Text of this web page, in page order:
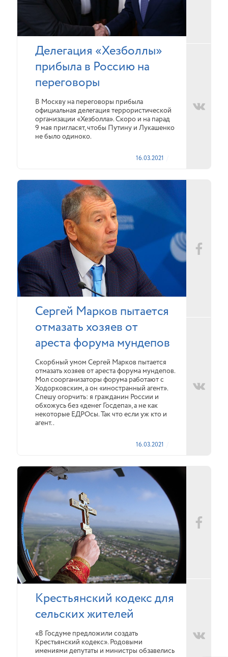
Делегация «Хезболлы»
прибыла в Россию на
переговоры
В Москву на переговоры прибыла
официальная делегация террористической
организации «Хезболла». Скоро и на парад
9 мая пригласят, чтобы Путину и Лукашенко
не было одиноко.
16.03.2021
Сергей Марков пытается
отмазать хозяев от
ареста форума мундепов
Скорбный умом Сергей Марков пытается
отмазать хозяев от ареста форума мундепов.
Мол соорганизаторы форума работают с
Ходорковским, а он «иностранный агент».
Спешу огорчить: я гражданин России и
обхожусь без «денег Госдепа», а не как
некоторые ЕДРОсы. Так что если уж кто и
агент..
16.03.2021
Крестьянский кодекс для
сельских жителей
«В Госдуме предложили создать
Крестьянский кодекс». Родовыми
имениями депутаты и министры обзавелись